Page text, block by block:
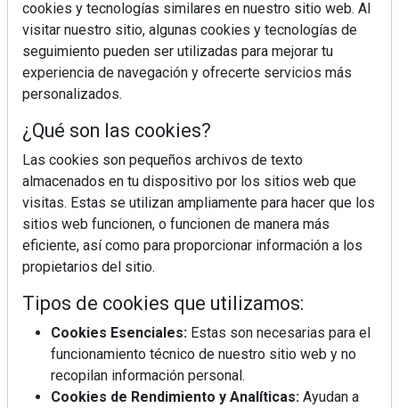
La industrialización, descarbonización y el Plan
BIM España, a debate en REBUILD
MÁS LEÍDOS
La cocina resiste, el mercado duda
cookies y tecnologías similares en nuestro sitio web. Al
visitar nuestro sitio, algunas cookies y tecnologías de
seguimiento pueden ser utilizadas para mejorar tu
experiencia de navegación y ofrecerte servicios más
personalizados.
¿Qué son las cookies?
Las cookies son pequeños archivos de texto
almacenados en tu dispositivo por los sitios web que
visitas. Estas se utilizan ampliamente para hacer que los
sitios web funcionen, o funcionen de manera más
eficiente, así como para proporcionar información a los
propietarios del sitio.
Tipos de cookies que utilizamos:
Cookies Esenciales: Estas son necesarias para el
funcionamiento técnico de nuestro sitio web y no
recopilan información personal.
Cookies de Rendimiento y Analíticas: Ayudan a